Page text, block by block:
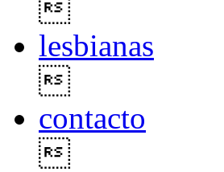
lesbianas
contacto